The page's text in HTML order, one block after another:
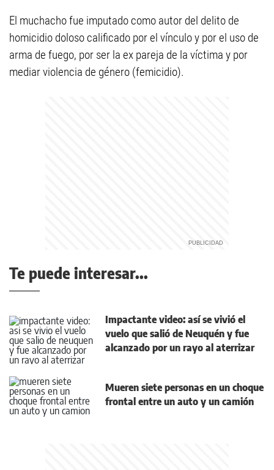
El muchacho fue imputado como autor del delito de
homicidio doloso calificado por el vínculo y por el uso de
arma de fuego, por ser la ex pareja de la víctima y por
mediar violencia de género (femicidio).
Te puede interesar...
Impactante video: así se vivió el
vuelo que salió de Neuquén y fue
alcanzado por un rayo al aterrizar
Mueren siete personas en un choque
frontal entre un auto y un camión